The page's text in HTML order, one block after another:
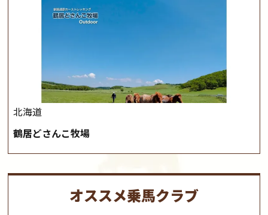
北海道
鶴居どさんこ牧場
オススメ乗馬クラブ